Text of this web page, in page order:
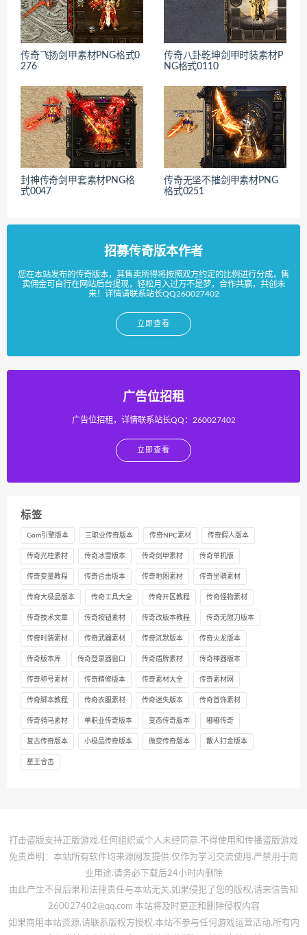
传奇飞扬剑甲素材PNG格式0
276
传奇八卦乾坤剑甲时装素材P
NG格式0110
封神传奇剑甲套素材PNG格
式0047
传奇无坚不摧剑甲素材PNG
格式0251
招募传奇版本作者
您在本站发布的传奇版本，其售卖所得将按照双方约定的比例进行分成，售
卖佣金可自行在网站后台提现，轻松月入过万不是梦，合作共赢，共创未
来！详情请联系站长QQ260027402
立即查看
广告位招租
广告位招租，详情联系站长QQ：260027402
立即查看
标签
Gom引擎版本 三职业传奇版本 传奇NPC素材 传奇假人版本
传奇光柱素材 传奇冰雪版本 传奇剑甲素材 传奇单机版
传奇变量教程 传奇合击版本 传奇地图素材 传奇坐骑素材
传奇大极品版本 传奇工具大全 传奇开区教程 传奇怪物素材
传奇技术文章 传奇按钮素材 传奇改版本教程 传奇无限刀版本
传奇时装素材 传奇武器素材 传奇沉默版本 传奇火龙版本
传奇版本库 传奇登录器窗口 传奇盾牌素材 传奇神器版本
传奇称号素材 传奇精修版本 传奇素材大全 传奇素材网
传奇脚本教程 传奇衣服素材 传奇迷失版本 传奇首饰素材
传奇骑马素材 单职业传奇版本 变态传奇版本 嘟嘟传奇
复古传奇版本 小极品传奇版本 微变传奇版本 散人打金版本
星王合击
打击盗版支持正版游戏,任何组织或个人未经同意,不得使用和传播盗版游戏
免责声明：本站所有软件均来源网友提供.仅作为学习交流使用.严禁用于商
业用途.请务必下载后24小时内删除
由此产生不良后果和法律责任与本站无关,如果侵犯了您的版权,请来信告知
260027402@qq.com 本站将及时更正和删除侵权内容
如果商用本站资源,请联系版权方授权,本站不参与任何游戏运营活动,所有内